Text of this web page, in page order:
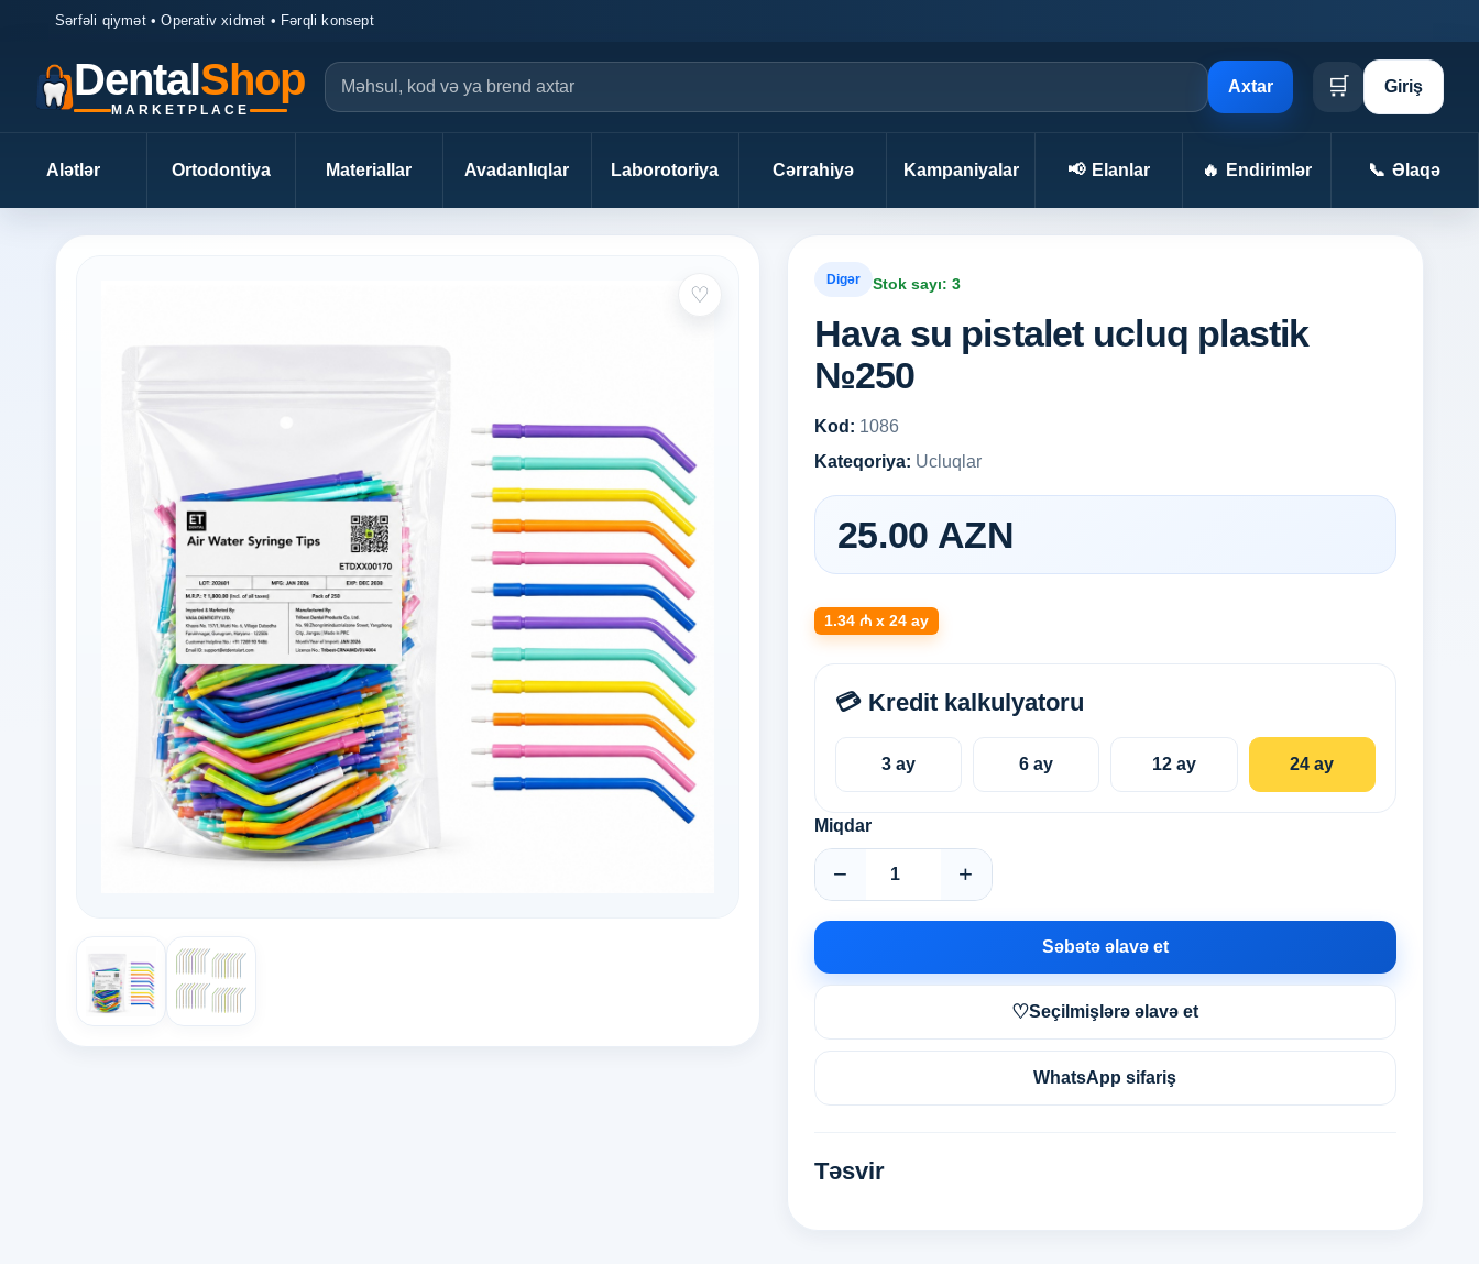
Sərfəli qiymət • Operativ xidmət • Fərqli konsept
DentalShop
MARKETPLACE
Axtar 🛒 Giriş
Alətlər Ortodontiya Materiallar Avadanlıqlar Laborotoriya Cərrahiyə Kampaniyalar 📢 Elanlar 🔥 Endirimlər 📞 Əlaqə
♡
Digər Stok sayı: 3
Hava su pistalet ucluq plastik
№250
Kod: 1086
Kateqoriya: Ucluqlar
25.00 AZN
1.34 ₼ x 24 ay
💳 Kredit kalkulyatoru
3 ay 6 ay 12 ay 24 ay
Miqdar
− +
Səbətə əlavə et
♡Seçilmişlərə əlavə et
WhatsApp sifariş
Təsvir